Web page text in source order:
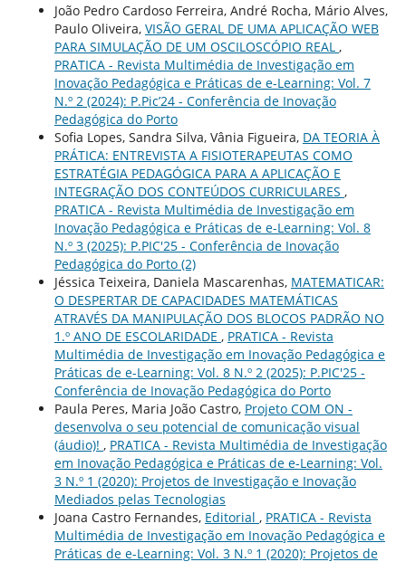
João Pedro Cardoso Ferreira, André Rocha, Mário Alves,
Paulo Oliveira, VISÃO GERAL DE UMA APLICAÇÃO WEB
PARA SIMULAÇÃO DE UM OSCILOSCÓPIO REAL ,
PRATICA - Revista Multimédia de Investigação em
Inovação Pedagógica e Práticas de e-Learning: Vol. 7
N.º 2 (2024): P.Pic’24 - Conferência de Inovação
Pedagógica do Porto
Sofia Lopes, Sandra Silva, Vânia Figueira, DA TEORIA À
PRÁTICA: ENTREVISTA A FISIOTERAPEUTAS COMO
ESTRATÉGIA PEDAGÓGICA PARA A APLICAÇÃO E
INTEGRAÇÃO DOS CONTEÚDOS CURRICULARES ,
PRATICA - Revista Multimédia de Investigação em
Inovação Pedagógica e Práticas de e-Learning: Vol. 8
N.º 3 (2025): P.PIC'25 - Conferência de Inovação
Pedagógica do Porto (2)
Jéssica Teixeira, Daniela Mascarenhas, MATEMATICAR:
O DESPERTAR DE CAPACIDADES MATEMÁTICAS
ATRAVÉS DA MANIPULAÇÃO DOS BLOCOS PADRÃO NO
1.º ANO DE ESCOLARIDADE , PRATICA - Revista
Multimédia de Investigação em Inovação Pedagógica e
Práticas de e-Learning: Vol. 8 N.º 2 (2025): P.PIC'25 -
Conferência de Inovação Pedagógica do Porto
Paula Peres, Maria João Castro, Projeto COM ON -
desenvolva o seu potencial de comunicação visual
(áudio)! , PRATICA - Revista Multimédia de Investigação
em Inovação Pedagógica e Práticas de e-Learning: Vol.
3 N.º 1 (2020): Projetos de Investigação e Inovação
Mediados pelas Tecnologias
Joana Castro Fernandes, Editorial , PRATICA - Revista
Multimédia de Investigação em Inovação Pedagógica e
Práticas de e-Learning: Vol. 3 N.º 1 (2020): Projetos de